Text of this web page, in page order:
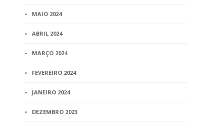
BLOG
Recivil Cultural presta
compositores em alusão
MAIO 2024
ABRIL 2024
MARÇO 2024
FEVEREIRO 2024
JANEIRO 2024
DEZEMBRO 2023